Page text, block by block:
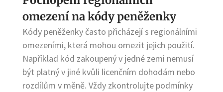
omezení na kódy peněženky
Kódy peněženky často přicházejí s regionálními
omezeními, která mohou omezit jejich použití.
Například kód zakoupený v jedné zemi nemusí
být platný v jiné kvůli licenčním dohodám nebo
rozdílům v měně. Vždy zkontrolujte podmínky